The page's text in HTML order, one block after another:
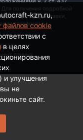
получения подробной
и сроках доставки,
телефонам.
данных
kzn.ru,
файлов cookie
с
в целях
и улучшения
не
сайт.